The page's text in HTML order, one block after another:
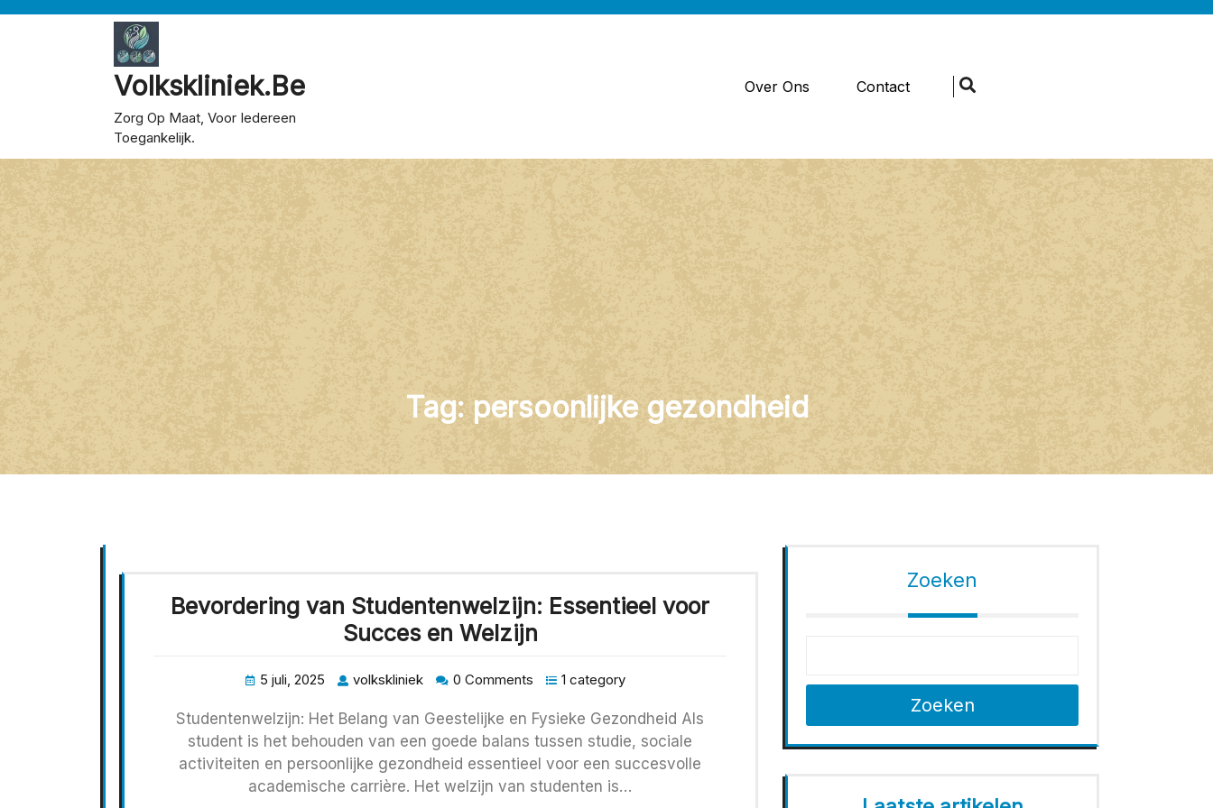
Volkskliniek.be
Zorg Op Maat, Voor Iedereen
Toegankelijk.
Over Ons Contact
Tag: persoonlijke gezondheid
Bevordering van Studentenwelzijn: Essentieel voor
Succes en Welzijn
5 juli, 2025 volkskliniek 0 Comments 1 category
Studentenwelzijn: Het Belang van Geestelijke en Fysieke Gezondheid Als
student is het behouden van een goede balans tussen studie, sociale
activiteiten en persoonlijke gezondheid essentieel voor een succesvolle
academische carrière. Het welzijn van studenten is…
Zoeken
Zoeken